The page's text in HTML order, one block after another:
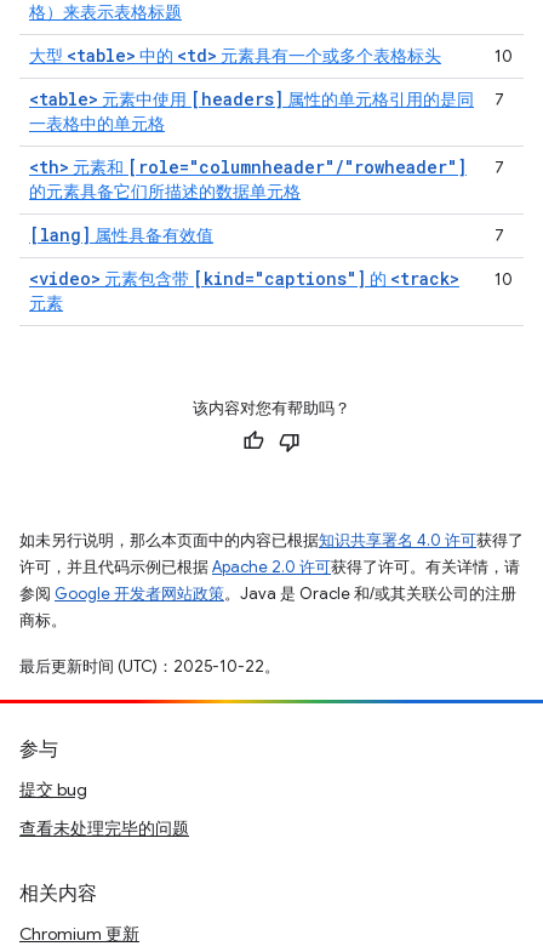
格）来表示表格标题
大型 <table> 中的 <td> 元素具有一个或多个表格标头 10
<table> 元素中使用 [headers] 属性的单元格引用的是同
一表格中的单元格
7
<th> 元素和 [role="columnheader"/"rowheader"]
的元素具备它们所描述的数据单元格
7
[lang] 属性具备有效值 7
<video> 元素包含带 [kind="captions"] 的 <track>
元素
10
该内容对您有帮助吗？
如未另行说明，那么本页面中的内容已根据知识共享署名 4.0 许可获得了
许可，并且代码示例已根据Apache 2.0 许可获得了许可。有关详情，请
参阅 Google 开发者网站政策。Java 是 Oracle 和/或其关联公司的注册
商标。
最后更新时间 (UTC)：2025-10-22。
参与
提交 bug
查看未处理完毕的问题
相关内容
Chromium 更新